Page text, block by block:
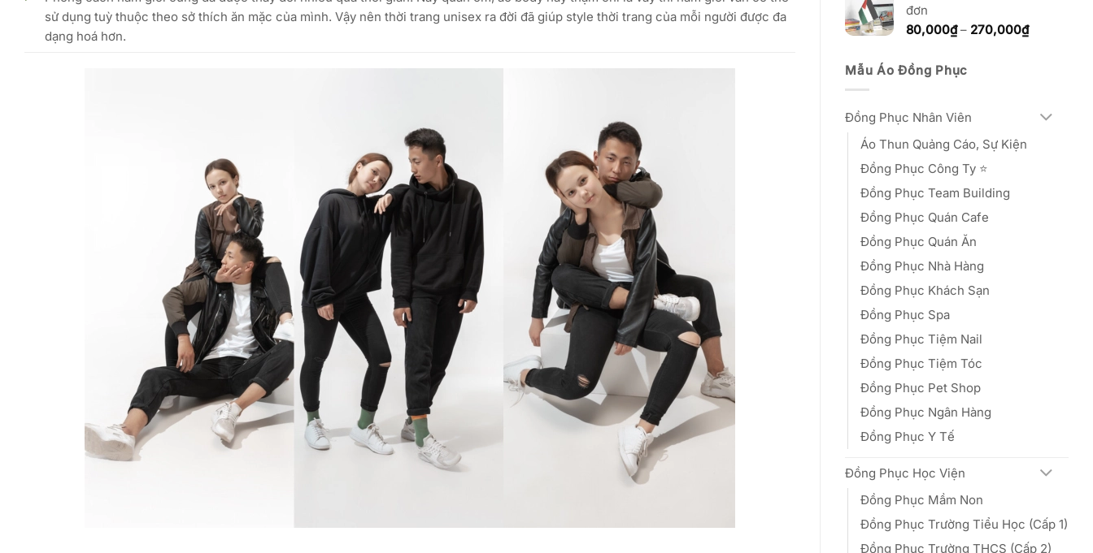
sử dụng tuỳ thuộc theo sở thích ăn mặc của mình. Vậy nên thời trang unisex ra đời đã giúp style thời trang của mỗi người được đa
dạng hoá hơn.
đến
270,000₫
đơn
80,000₫ – 270,000₫Khoảng
Mẫu Áo Đồng Phục
Đồng Phục Nhân Viên
Áo Thun Quảng Cáo, Sự Kiện
Đồng Phục Công Ty ⭐️
Đồng Phục Team Building
Đồng Phục Quán Cafe
Đồng Phục Quán Ăn
Đồng Phục Nhà Hàng
Đồng Phục Khách Sạn
Đồng Phục Spa
Đồng Phục Tiệm Nail
Đồng Phục Tiệm Tóc
Đồng Phục Pet Shop
Đồng Phục Ngân Hàng
Đồng Phục Y Tế
Đồng Phục Học Viện
Đồng Phục Mầm Non
Đồng Phục Trường Tiểu Học (Cấp 1)
Đồng Phục Trường THCS (Cấp 2)